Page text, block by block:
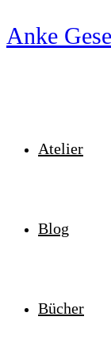
Inhalt
Anke
Atelier
Blog
Bücher